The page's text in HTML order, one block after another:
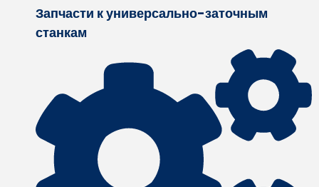
Запчасти к универсально-заточным
станкам